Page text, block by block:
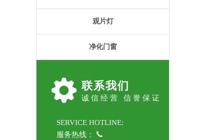
观片灯
净化门窗
联系我们
诚信经营 信誉保证
SERVICE HOTLINE:
服务热线：